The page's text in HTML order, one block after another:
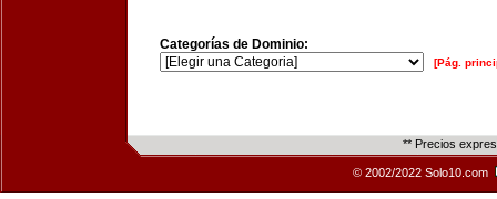
Categorías de Dominio:
[Pág.
** Precios
© 2002/2022 Solo10.com